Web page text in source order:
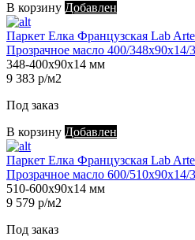
В корзину Добавлен
Паркет Елка Французская Lab
Прозрачное масло 400/348х90х14/
348-400х90х14 мм
9 383 р/м2
Под заказ
В корзину Добавлен
Паркет Елка Французская Lab
Прозрачное масло 600/510х90х14/
510-600х90х14 мм
9 579 р/м2
Под заказ